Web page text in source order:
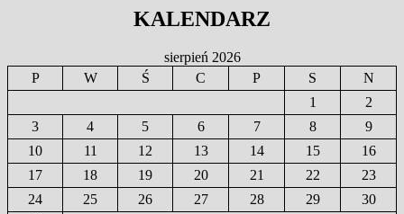
KALENDARZ
sierpień 2026
P
W Ś C P S
N
1
2
3
4 5 6 7 8
9
10
11 12 13 14 15
16
17
18 19 20 21 22
23
24
25 26 27 28 29
30